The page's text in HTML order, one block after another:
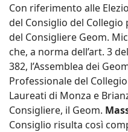
Con riferimento alle
del Consiglio del
del Consigliere Geom.
che, a norma dell’art. 3
382, l’Assemblea dei
Professionale del
Laureati di Monza e
Consigliere, il Geom.
Consiglio risulta così